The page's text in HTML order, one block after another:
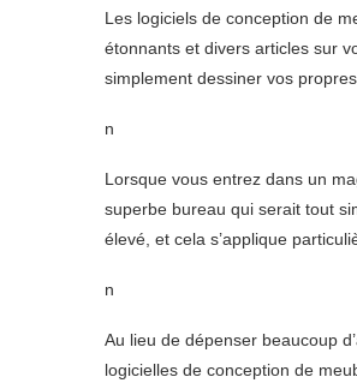
Les logiciels de conception de
étonnants et divers articles sur
simplement dessiner vos
n
Lorsque vous entrez dans un
superbe bureau qui serait tout
élevé, et cela s’applique
n
Au lieu de dépenser beaucoup
logicielles de conception de